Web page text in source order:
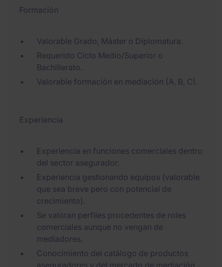
Formación
Valorable Grado, Máster o Diplomatura.
Requerido Ciclo Medio/Superior o
Bachillerato.
Valorable formación en mediación (A, B, C).
Experiencia
Experiencia en funciones comerciales dentro
del sector asegurador.
Experiencia gestionando equipos (valorable
que sea breve pero con potencial de
crecimiento).
Se valoran perfiles procedentes de roles
comerciales aunque no vengan de
mediadores.
Conocimiento del catálogo de productos
aseguradores y del mercado de mediación.